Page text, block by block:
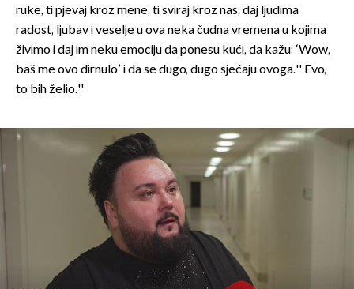
ruke, ti pjevaj kroz mene, ti sviraj kroz nas, daj ljudima
radost, ljubav i veselje u ova neka čudna vremena u kojima
živimo i daj im neku emociju da ponesu kući, da kažu: ‘Wow,
baš me ovo dirnulo’ i da se dugo, dugo sjećaju ovoga.'' Evo,
to bih želio.''